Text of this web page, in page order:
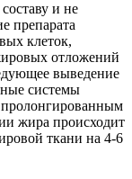
и не
препарата
клеток,
отложений
выведение
системы
пролонгированным
жира происходит
ткани на 4-6